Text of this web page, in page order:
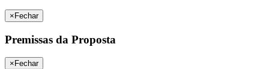
× Fechar
Premissas da Proposta
× Fechar